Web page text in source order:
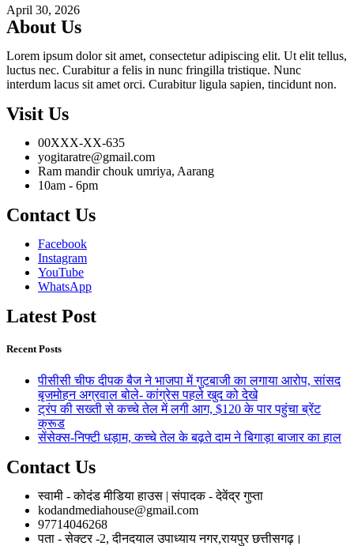
April 30, 2026
About Us
Lorem ipsum dolor sit amet, consectetur adipiscing elit. Ut elit tellus,
luctus nec. Curabitur a felis in nunc fringilla tristique. Nunc
interdum lacus sit amet orci. Curabitur ligula sapien, tincidunt non.
Visit Us
00XXX-XX-635
yogitaratre@gmail.com
Ram mandir chouk umriya, Aarang
10am - 6pm
Contact Us
Facebook
Instagram
YouTube
WhatsApp
Latest Post
Recent Posts
पीसीसी चीफ दीपक बैज ने भाजपा में गुटबाजी का लगाया आरोप, सांसद
बृजमोहन अग्रवाल बोले- कांग्रेस पहले खुद को देखे
ट्रंप की सख्ती से कच्चे तेल में लगी आग, $120 के पार पहुंचा ब्रेंट
क्रूड
सेंसेक्स-निफ्टी धड़ाम, कच्चे तेल के बढ़ते दाम ने बिगाड़ा बाजार का हाल
Contact Us
स्वामी - कोदंड मीडिया हाउस | संपादक - देवेंद्र गुप्ता
kodandmediahouse@gmail.com
97714046268
पता - सेक्टर -2, दीनदयाल उपाध्याय नगर,रायपुर छत्तीसगढ़।